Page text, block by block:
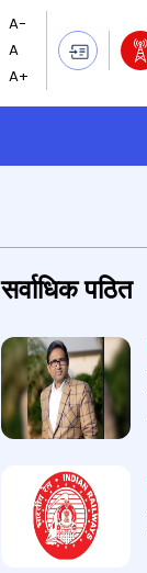
सर्वाधिक पठित